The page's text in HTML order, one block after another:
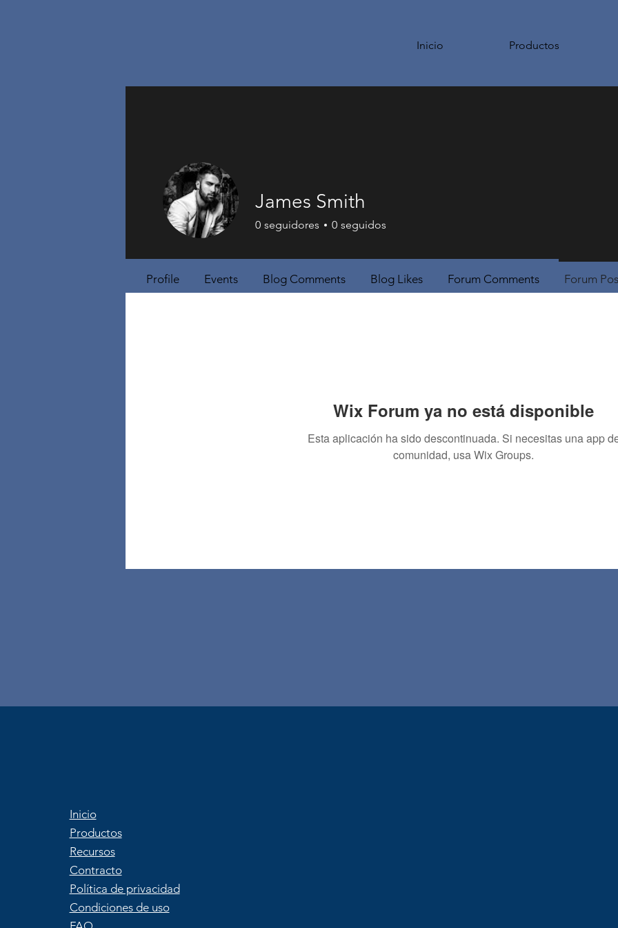
Inicio Productos
Wix Forum ya no está disponible
Esta aplicación ha sido descontinuada. Si necesitas una app
comunidad, usa Wix Groups.
James Smith
0 seguidores 0 seguidos
Profile Events Blog Comments Blog Likes Forum Comments Forum
Inicio
Productos
Recursos
Contracto
Política de privacidad
Condiciones de uso